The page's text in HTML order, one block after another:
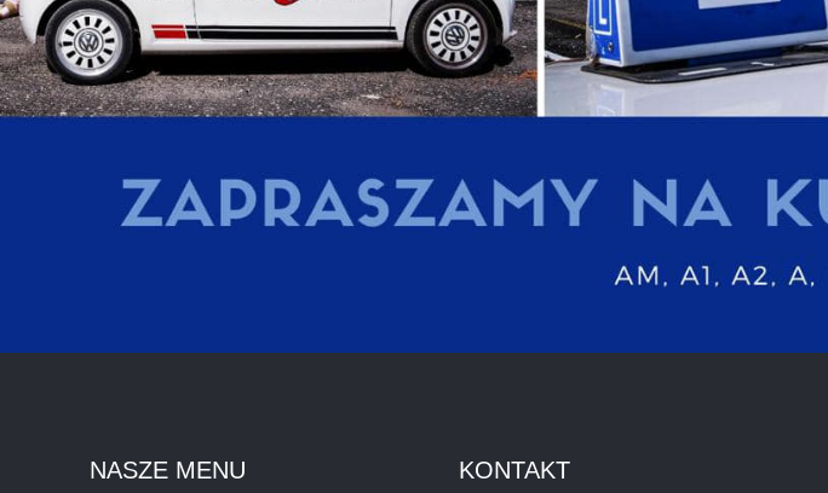
NASZE MENU
KONTAKT